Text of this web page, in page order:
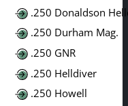
.250 Donaldson
.250 Durham Mag.
.250 GNR
.250 Helldiver
.250 Howell